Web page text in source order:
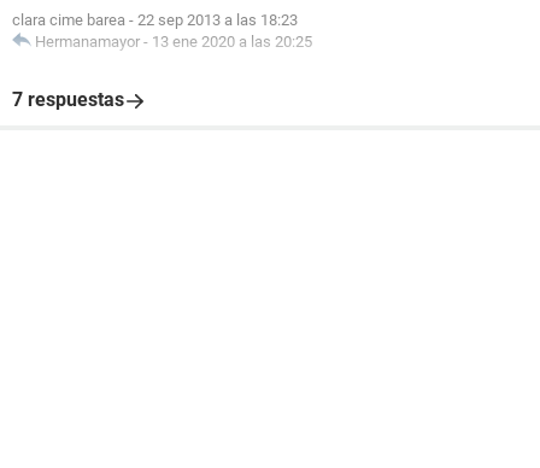
clara cime barea - 22 sep 2013 a las 18:23
Hermanamayor - 13 ene 2020 a las 20:25
7 respuestas